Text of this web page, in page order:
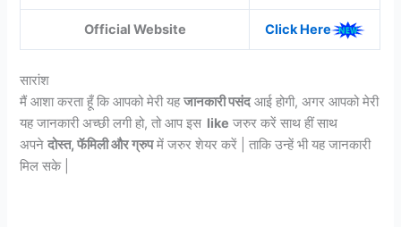
Official Website Click Here
सारांश
मैं आशा करता हूँ कि आपको मेरी यहजानकारी पसंदआई होगी, अगर आपको मेरी
यह जानकारी अच्छी लगी हो, तो आप इस like जरुर करें साथ हीं साथ
अपनेदोस्त, फॅमिली और ग्रुपमें जरुर शेयर करें | ताकि उन्हें भी यह जानकारी
मिल सके |